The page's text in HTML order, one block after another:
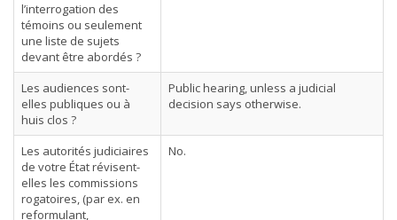
l’interrogation des
témoins ou seulement
une liste de sujets
devant être abordés ?
Les audiences sont-
elles publiques ou à
huis clos ?
Public hearing, unless a judicial
decision says otherwise.
Les autorités judiciaires
de votre État révisent-
elles les commissions
rogatoires, (par ex. en
reformulant,
No.